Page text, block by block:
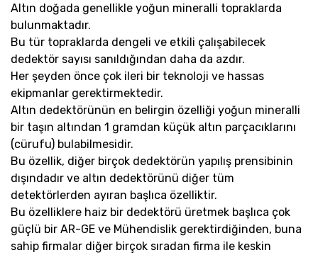
Altın doğada genellikle yoğun mineralli topraklarda
bulunmaktadır.
Bu tür topraklarda dengeli ve etkili çalışabilecek
dedektör sayısı sanıldığından daha da azdır.
Her şeyden önce çok ileri bir teknoloji ve hassas
ekipmanlar gerektirmektedir.
Altın dedektörünün en belirgin özelliği yoğun mineralli
bir taşın altından 1 gramdan küçük altın parçacıklarını
(cürufu) bulabilmesidir.
Bu özellik, diğer birçok dedektörün yapılış prensibinin
dışındadır ve altın dedektörünü diğer tüm
detektörlerden ayıran başlıca özelliktir.
Bu özelliklere haiz bir dedektörü üretmek başlıca çok
güçlü bir AR-GE ve Mühendislik gerektirdiğinden, buna
sahip firmalar diğer birçok sıradan firma ile keskin